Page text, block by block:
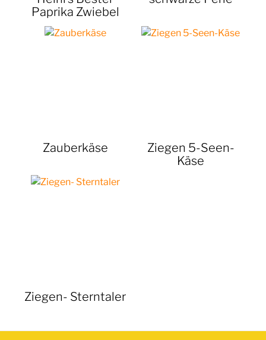
Paprika Zwiebel
Zauberkäse
Ziegen 5-Seen-
Käse
Ziegen- Sterntaler